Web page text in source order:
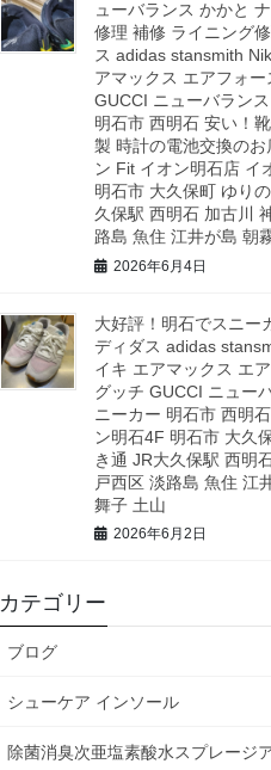
ューバランス かかと
修理 補修 ライニング
ス adidas stansmith
アマックス エアフォー
GUCCI ニューバラン
明石市 西明石 安い！
製 時計の電池交換のお
ン Fit イオン明石店 イ
明石市 大久保町 ゆり
久保駅 西明石 加古川
路島 魚住 江井が島 朝
2026年6月4日
大好評！明石でスニー
ディダス adidas
イキ エアマックス エ
グッチ GUCCI ニュー
ニーカー 明石市 西明
ン明石4F 明石市 大久
き通 JR大久保駅 西明
戸西区 淡路島 魚住 江
舞子 土山
2026年6月2日
カテゴリー
ブログ
シューケア インソール
除菌消臭次亜塩素酸水スプレージ